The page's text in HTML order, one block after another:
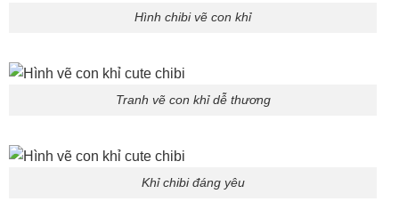
Hình chibi vẽ con khỉ
Tranh vẽ con khỉ dễ thương
Khỉ chibi đáng yêu